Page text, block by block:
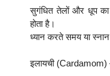
सुगंधित तेलों और धूप
होता है।
ध्यान करते समय या
इलायची